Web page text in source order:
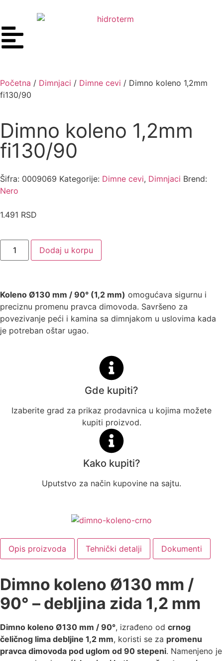
Početna / Dimnjaci / Dimne cevi / Dimno koleno 1,2mm
fi130/90
Dimno koleno 1,2mm
fi130/90
Šifra: 0009069 Kategorije: Dimne cevi, Dimnjaci Brend:
Nero
1.491 RSD
Dodaj u korpu
Koleno Ø130 mm / 90° (1,2 mm) omogućava sigurnu i
preciznu promenu pravca dimovoda. Savršeno za
povezivanje peći i kamina sa dimnjakom u uslovima kada
je potreban oštar ugao.
Gde kupiti?
Izaberite grad za prikaz prodavnica u kojima možete
kupiti proizvod.
Kako kupiti?
Uputstvo za način kupovine na sajtu.
Opis proizvoda Tehnički detalji Dokumenti
Dimno koleno Ø130 mm /
90° – debljina zida 1,2 mm
Dimno koleno Ø130 mm / 90°, izrađeno od crnog
čeličnog lima debljine 1,2 mm, koristi se za promenu
pravca dimovoda pod uglom od 90 stepeni. Namenjeno je